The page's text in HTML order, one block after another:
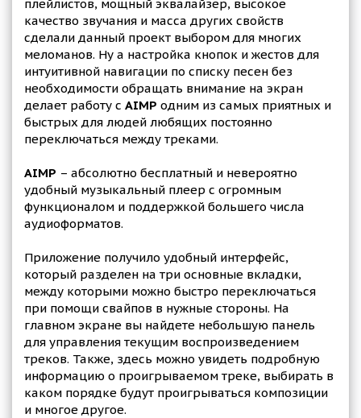
плейлистов, мощный эквалайзер, высокое
качество звучания и масса других свойств
сделали данный проект выбором для многих
меломанов. Ну а настройка кнопок и жестов для
интуитивной навигации по списку песен без
необходимости обращать внимание на экран
делает работу с AIMP одним из самых приятных и
быстрых для людей любящих постоянно
переключаться между треками.
AIMP – абсолютно бесплатный и невероятно
удобный музыкальный плеер с огромным
функционалом и поддержкой большего числа
аудиоформатов.
Приложение получило удобный интерфейс,
который разделен на три основные вкладки,
между которыми можно быстро переключаться
при помощи свайпов в нужные стороны. На
главном экране вы найдете небольшую панель
для управления текущим воспроизведением
треков. Также, здесь можно увидеть подробную
информацию о проигрываемом треке, выбирать в
каком порядке будут проигрываться композиции
и многое другое.